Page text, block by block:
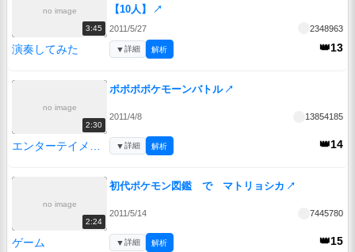
no image
3:45
【10人】
↗
2011/5/27 2348963
演奏してみた 👑13
▼詳細 解析
no image
2:30
ポポポポケモーンバトル ↗
2011/4/8 13854185
エンターテイメント 👑14
▼詳細 解析
no image
2:24
初代ポケモン図鑑 で マトリョシカ ↗
2011/5/14 7445780
ゲーム 👑15
▼詳細 解析